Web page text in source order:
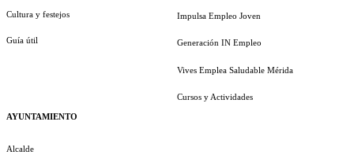
Cultura y festejos
Guía útil
AYUNTAMIENTO
Alcalde
Impulsa Empleo Joven
Generación IN Empleo
Vives Emplea Saludable Mérida
Cursos y Actividades